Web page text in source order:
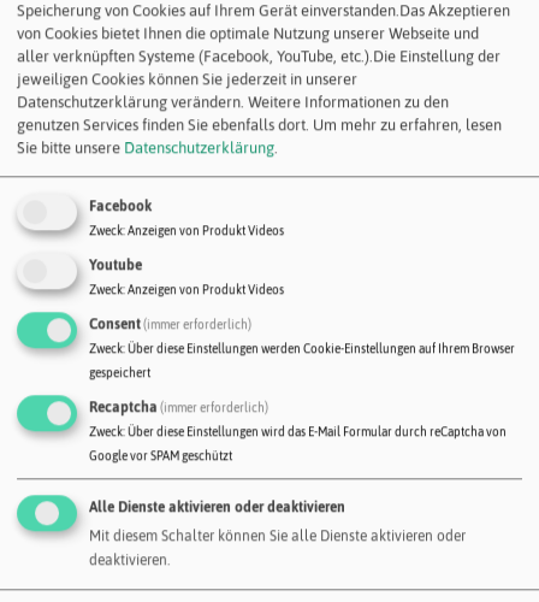
Beschreibung
Farbkarte zur Auswahl der Pigmentierung unserer
wasserbasierenden Versiegelung Aquasmart TC Floor Protect.
Speicherung von Cookies auf Ihrem Gerät einverstanden.Das Akzeptieren
von Cookies bietet Ihnen die optimale Nutzung unserer Webseite und
aller verknüpften Systeme (Facebook, YouTube, etc.).Die Einstellung der
jeweiligen Cookies können Sie jederzeit in unserer
Datenschutzerklärung verändern. Weitere Informationen zu den
genutzen Services finden Sie ebenfalls dort. Um mehr zu erfahren, lesen
Sie bitte unsere Datenschutzerklärung.
Facebook
Zweck:Anzeigen von Produkt Videos
Youtube
Zweck:Anzeigen von Produkt Videos
Consent(immer erforderlich)
Zweck:Über diese Einstellungen werden Cookie-Einstellungen auf Ihrem Browser
gespeichert
Recaptcha (immer erforderlich)
Zweck:Über diese Einstellungen wird das E-Mail Formular durch reCaptcha von
Google vor SPAM geschützt
Alle Dienste aktivieren oder deaktivieren
Mit diesem Schalter können Sie alle Dienste aktivieren oder
deaktivieren.